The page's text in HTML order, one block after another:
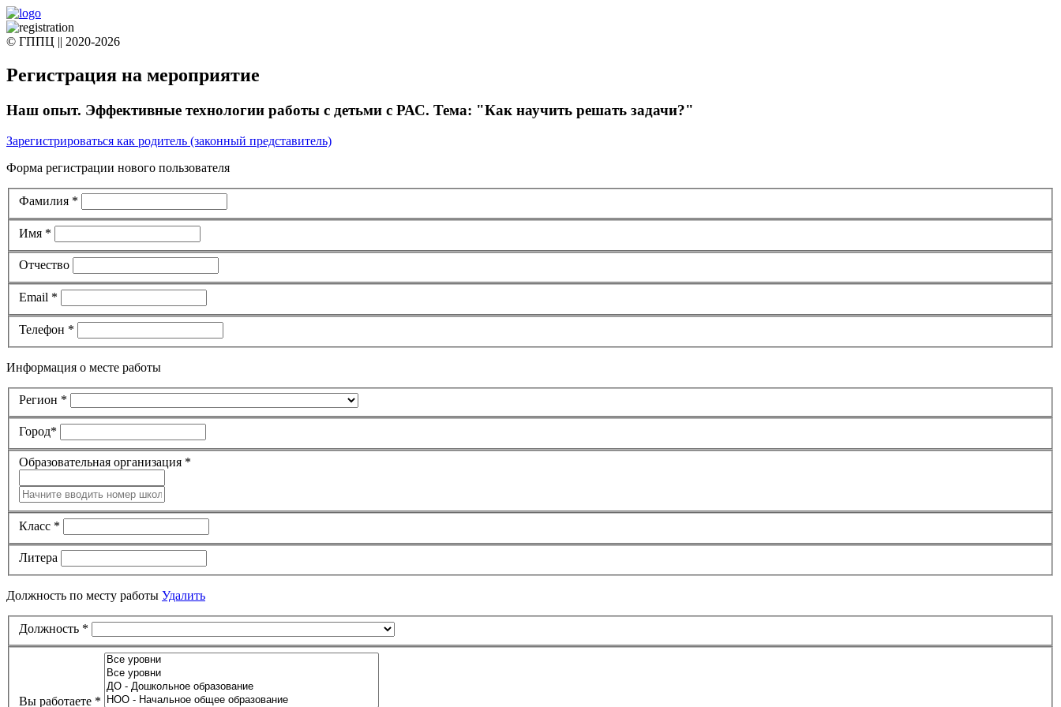
© ГППЦ || 2020-2026
Регистрация на мероприятие
Наш опыт. Эффективные технологии работы с детьми с РАС. Тема: "Как научить решать задачи?"
Зарегистрироваться как родитель (законный представитель)
Форма регистрации нового пользователя
Фамилия *
Имя *
Отчество
Email *
Телефон *
Информация о месте работы
Регион *
Город*
Образовательная организация *
Класс *
Литера
Должность по месту работы Удалить
Должность *
Вы работаете *